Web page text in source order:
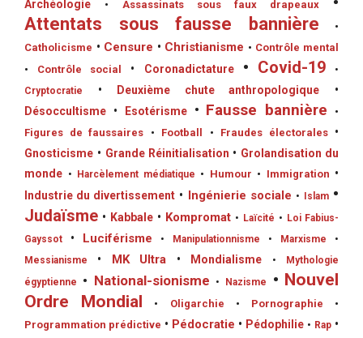
Archéologie
• Assassinats sous faux drapeaux
Attentats sous fausse bannière
•
Catholicisme • Censure • Christianisme • Contrôle mental
•
Contrôle social • Coronadictature • Covid-19
•
Cryptocratie
• Deuxième chute anthropologique
•
Désoccultisme
• Esotérisme • Fausse bannière
•
Figures de faussaires
• Football • Fraudes électorales
•
Gnosticisme • Grande Réinitialisation • Grolandisation du
monde • Harcèlement médiatique • Humour • Immigration •
Industrie du divertissement • Ingénierie sociale • Islam •
Judaïsme • Kabbale • Kompromat • Laïcité • Loi Fabius-
Gayssot
• Luciférisme • Manipulationnisme • Marxisme
•
Messianisme
• MK Ultra • Mondialisme •
Mythologie
égyptienne
• National-sionisme • Nazisme • Nouvel
Ordre Mondial
• Oligarchie • Pornographie
•
Programmation prédictive • Pédocratie • Pédophilie • Rap •